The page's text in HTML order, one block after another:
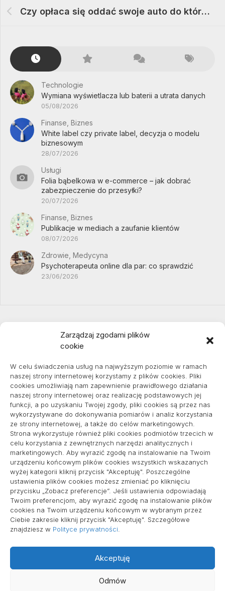
Zarządzaj zgodami plików
cookie
W celu świadczenia usług na najwyższym poziomie w ramach
naszej strony internetowej korzystamy z plików cookies. Pliki
cookies umożliwiają nam zapewnienie prawidłowego działania
naszej strony internetowej oraz realizację podstawowych jej
funkcji, a po uzyskaniu Twojej zgody, pliki cookies są przez nas
wykorzystywane do dokonywania pomiarów i analiz korzystania
ze strony internetowej, a także do celów marketingowych.
Strona wykorzystuje również pliki cookies podmiotów trzecich w
celu korzystania z zewnętrznych narzędzi analitycznych i
marketingowych. Aby wyrazić zgodę na instalowanie na Twoim
urządzeniu końcowym plików cookies wszystkich wskazanych
wyżej kategorii kliknij przycisk "Akceptuję". Poszczególne
ustawienia plików cookies możesz zmieniać po kliknięciu
przycisku „Zobacz preferencje”. Jeśli ustawienia odpowiadają
Twoim preferencjom, aby wyrazić zgodę na instalowanie plików
cookies na Twoim urządzeniu końcowym w wybranym przez
Ciebie zakresie kliknij przycisk "Akceptuję". Szczegółowe
znajdziesz w Polityce prywatności
Akceptuję
Odmów
Czy opłaca się oddać swoje auto do któregoś ze skupów
Technologie
Wymiana wyświetlacza lub baterii a utrata danych
05/08/2026
Finanse, Biznes
White label czy private label, decyzja o modelu
biznesowym
28/07/2026
Usługi
Folia bąbelkowa w e-commerce – jak dobrać
zabezpieczenie do przesyłki?
20/07/2026
Finanse, Biznes
Publikacje w mediach a zaufanie klientów
08/07/2026
Zdrowie, Medycyna
Psychoterapeuta online dla par: co sprawdzić
23/06/2026
pozycjonowanie lokalne
Informacje
Polityka plików cookies (EU)
Polityka prywatności
Wszelkie prawa zastrzeżone